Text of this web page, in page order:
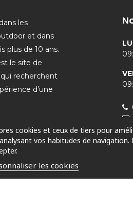
les
et dans
plus de 10 ans.
le site de
recherchent
d’une
cookies et ceux de tiers pour
vos habitudes de
les cookies